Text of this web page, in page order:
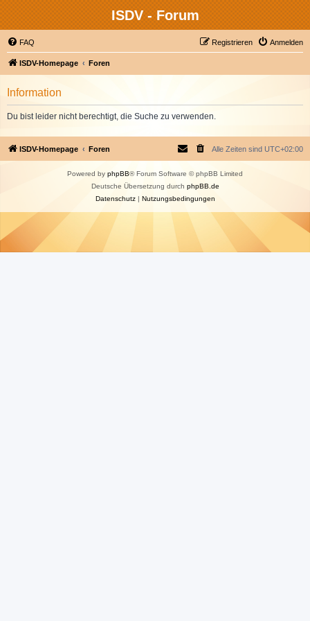
ISDV - Forum
FAQ Anmelden
Registrieren
ISDV-Homepage Foren
Information
Du bist leider nicht berechtigt, die Suche zu verwenden.
ISDV-Homepage Foren Alle Zeiten sind UTC+02:00
Powered by phpBB® Forum Software © phpBB Limited
Deutsche Übersetzung durch phpBB.de
Datenschutz| Nutzungsbedingungen